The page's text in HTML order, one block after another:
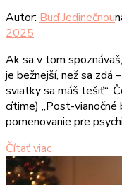
Autor: Buď Jedinečnou
2025
Ak sa v tom
je bežnejší, než sa zdá
sviatky sa máš tešiť“.
cítime) „Post-vianočné
pomenovanie pre
Čítať viac